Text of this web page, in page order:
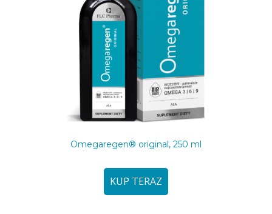
Omegaregen® original, 250 ml
KUP TERAZ